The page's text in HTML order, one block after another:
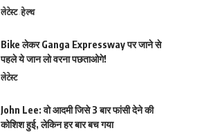
लेटेस्ट हेल्थ
Bike लेकर Ganga Expressway पर जाने से
पहले ये जान लो वरना पछताओगे!
लेटेस्ट
John Lee: वो आदमी जिसे 3 बार फांसी देने की
कोशिश हुई, लेकिन हर बार बच गया